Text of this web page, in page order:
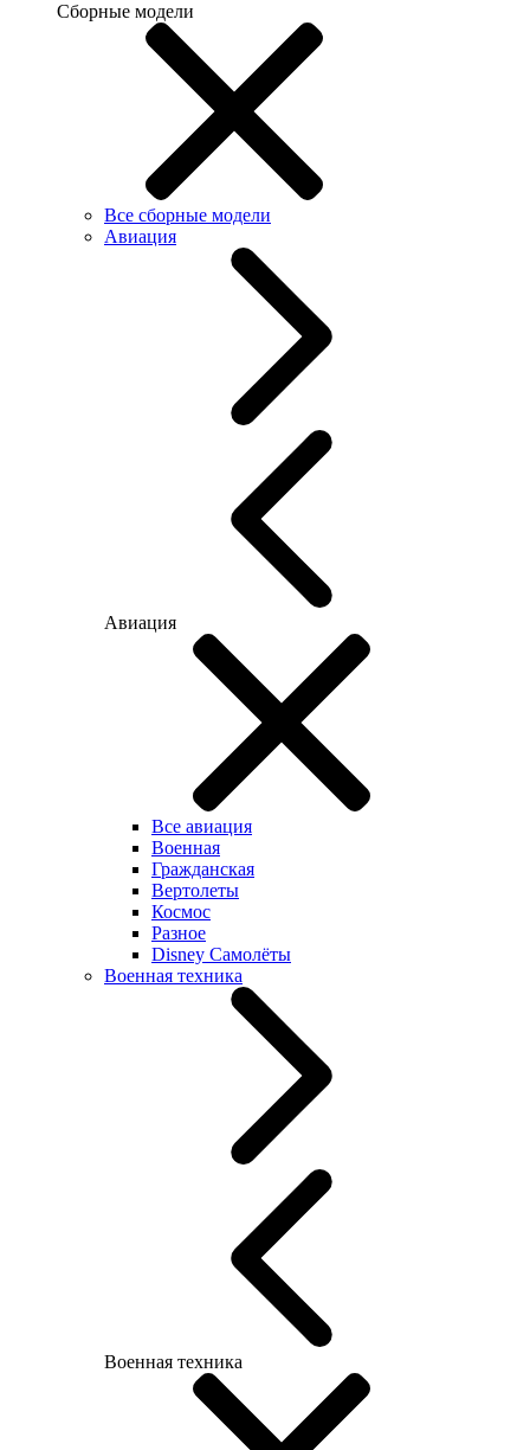
Сборные модели
Все сборные модели
Авиация
Авиация
Все авиация
Военная
Гражданская
Вертолеты
Космос
Разное
Disney Самолёты
Военная техника
Военная техника